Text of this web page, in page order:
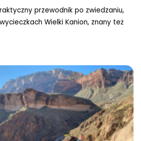
przewodnik po zwiedzaniu,
Wielki Kanion, znany też